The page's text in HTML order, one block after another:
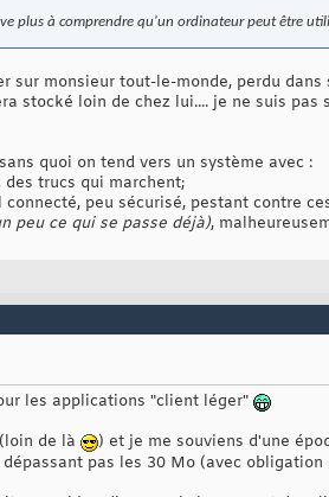
plus à comprendre qu'un ordinateur peut être
sur monsieur tout-le-monde, perdu
stocké loin de chez lui.... je ne suis pas
quoi on tend vers un système avec :
trucs qui marchent;
peu sécurisé, pestant contre
peu ce qui se passe déjà),
les applications "client léger"
de là
) et je me souviens d'une
pas les 30 Mo (avec